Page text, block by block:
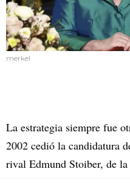
merkel
La estrategia siempre fue
2002 cedió la candidatura
rival Edmund Stoiber, de